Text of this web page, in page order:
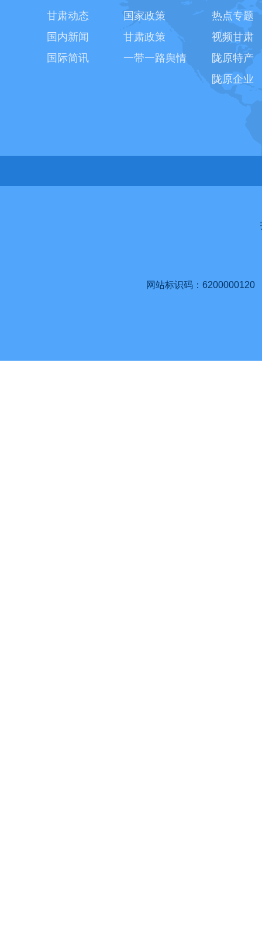
甘肃动态
国内新闻
国际简讯
国家政策
甘肃政策
一带一路舆情
热点专题
视频甘肃
陇原特产
陇原企业
网站标识码：6200000120